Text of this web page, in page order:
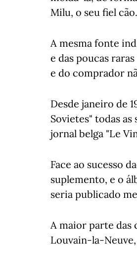
Milu, o seu fiel cão.
A mesma fonte
e das poucas
e do comprador
Desde janeiro de
Sovietes" todas
jornal belga "Le
Face ao sucesso
suplemento, e o
seria publicado
A maior parte das
Louvain-la-Neuve,